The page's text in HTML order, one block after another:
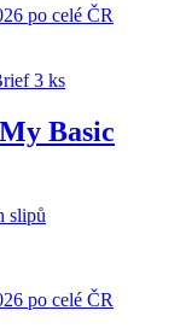
po celé ČR
Basic
slipů
po celé ČR